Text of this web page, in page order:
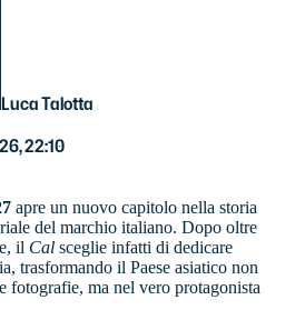
Luca Talotta
22:10
apre un nuovo capitolo nella storia
del marchio italiano. Dopo oltre
il Cal sceglie infatti di dedicare
trasformando il Paese asiatico non
fotografie, ma nel vero protagonista